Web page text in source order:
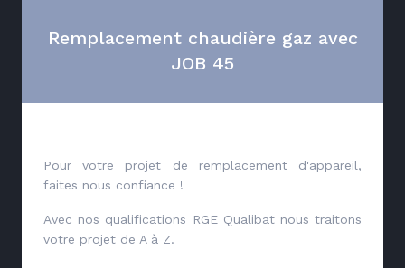
Remplacement chaudière gaz avec
JOB 45
Pour votre projet de remplacement d'appareil,
faites nous confiance !
Avec nos qualifications RGE Qualibat nous traitons
votre projet de A à Z.